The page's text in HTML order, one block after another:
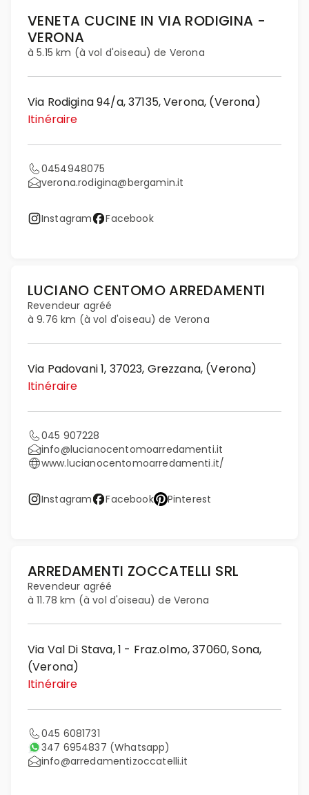
VENETA CUCINE IN VIA RODIGINA -
VERONA
à 5.15 km (à vol d'oiseau) de Verona
Via Rodigina 94/a, 37135, Verona, (Verona)
Itinéraire
0454948075
verona.rodigina@bergamin.it
Instagram Facebook
LUCIANO CENTOMO ARREDAMENTI
Revendeur agréé
à 9.76 km (à vol d'oiseau) de Verona
Via Padovani 1, 37023, Grezzana, (Verona)
Itinéraire
045 907228
info@lucianocentomoarredamenti.it
www.lucianocentomoarredamenti.it/
Instagram Facebook Pinterest
ARREDAMENTI ZOCCATELLI SRL
Revendeur agréé
à 11.78 km (à vol d'oiseau) de Verona
Via Val Di Stava, 1 - Fraz.olmo, 37060, Sona,
(Verona)
Itinéraire
045 6081731
347 6954837 (Whatsapp)
info@arredamentizoccatelli.it